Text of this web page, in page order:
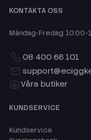
KONTAKTA OSS
Måndag-Fredag: 10:00-
08 400 66 101
Våra butiker
KUNDSERVICE
Kundservice